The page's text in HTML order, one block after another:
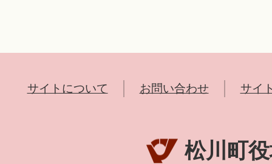
サイトについて お問い合わせ サイ
松川町